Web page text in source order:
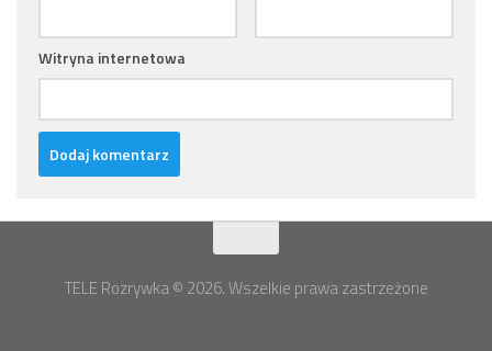
Witryna internetowa
TELE Rozrywka © 2026. Wszelkie prawa zastrzeżone